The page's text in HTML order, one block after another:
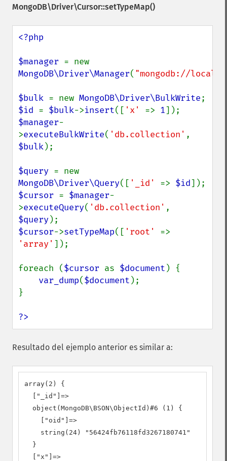
MongoDB\Driver\Cursor::setTypeMap()
<?php
$manager
MongoDB\Driver\Manager( "mongodb://
$bulk = new MongoDB\Driver\BulkWrite
$id = $bulk->insert([ 'x' => 1
$manager-
>executeBulkWrite( 'db.collection'
$bulk);
$query
MongoDB\Driver\Query([ '_id' => $id
$cursor = $manager-
>executeQuery( 'db.collection'
$query
$cursor->setTypeMap([ 'root'
'array' ]);
foreach ($cursor as $document ) {
var_dump($document );
}
?>
Resultado del ejemplo anterior es similar a:
array(2) {
  ["_id"]=>
  object(MongoDB\BSON\ObjectId)#6 (1) {
    ["oid"]=>
    string(24) "56424fb76118fd3267180741"
  }
  ["x"]=>